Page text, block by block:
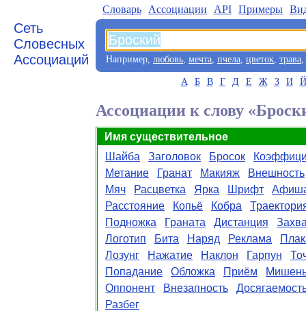
Сеть
Словесных
Ассоциаций
Словарь Aссоциации API Примеры
Например, любовь, мечта, пчела, цветок, трава,
А Б В Г Д Е Ж З И Й
Ассоциации к слову
Имя существительное
Шайба
Заголовок Бросок
Метание
Гранат Макияж
Внешность
Мяч
Расцветка Ярка Шрифт
Расстояние
Копьё Кобра
Подножка
Граната Дистанция
Логотип
Бита Наряд Реклама
Лозунг
Нажатие Наклон Гарпун
Попадание
Обложка Приём
Оппонент
Внезапность
Разбег